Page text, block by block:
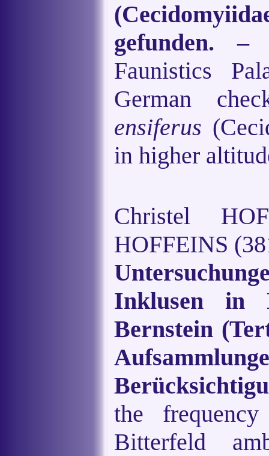
gefunden.
Faunistics
German
ensiferus
in higher
Christel
HOFFEINS
Inklusen in
Bernstein
the
Bitterfeld